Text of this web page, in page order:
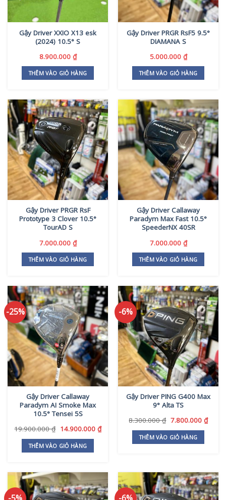
Gậy Driver XXIO X13 esk
(2024) 10.5° S
8.900.000 ₫
THÊM VÀO GIỎ HÀNG
Gậy Driver PRGR RsF5 9.5°
DIAMANA S
5.000.000 ₫
THÊM VÀO GIỎ HÀNG
Gậy Driver PRGR RsF
Prototype 3 Clover 10.5°
TourAD S
7.000.000 ₫
THÊM VÀO GIỎ HÀNG
Gậy Driver Callaway
Paradym Max Fast 10.5°
SpeederNX 40SR
7.000.000 ₫
THÊM VÀO GIỎ HÀNG
-25%
Gậy Driver Callaway
Paradym AI Smoke Max
10.5° Tensei 5S
19.900.000₫ Giá
là:
19.900.000 ₫.
14.900.000 ₫Giá
THÊM VÀO GIỎ HÀNG
-6%
Gậy Driver PING G400 Max
9° Alta TS
8.300.000₫ Giá
là:
8.300.000 ₫.
7.800.000 ₫Giá
THÊM VÀO GIỎ HÀNG
-5% -6%